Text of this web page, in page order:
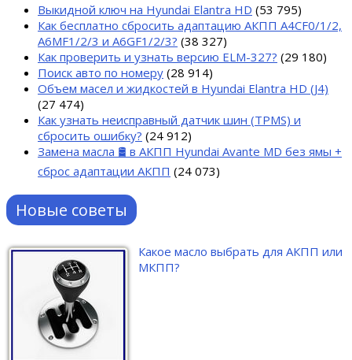
Выкидной ключ на Hyundai Elantra HD (53 795)
Как бесплатно сбросить адаптацию АКПП A4CF0/1/2,
A6MF1/2/3 и A6GF1/2/3? (38 327)
Как проверить и узнать версию ELM-327? (29 180)
Поиск авто по номеру (28 914)
Объем масел и жидкостей в Hyundai Elantra HD (J4)
(27 474)
Как узнать неисправный датчик шин (TPMS) и
сбросить ошибку? (24 912)
Замена масла 🛢 в АКПП Hyundai Avante MD без ямы +
сброс адаптации АКПП (24 073)
Новые советы
Какое масло выбрать для АКПП или
МКПП?